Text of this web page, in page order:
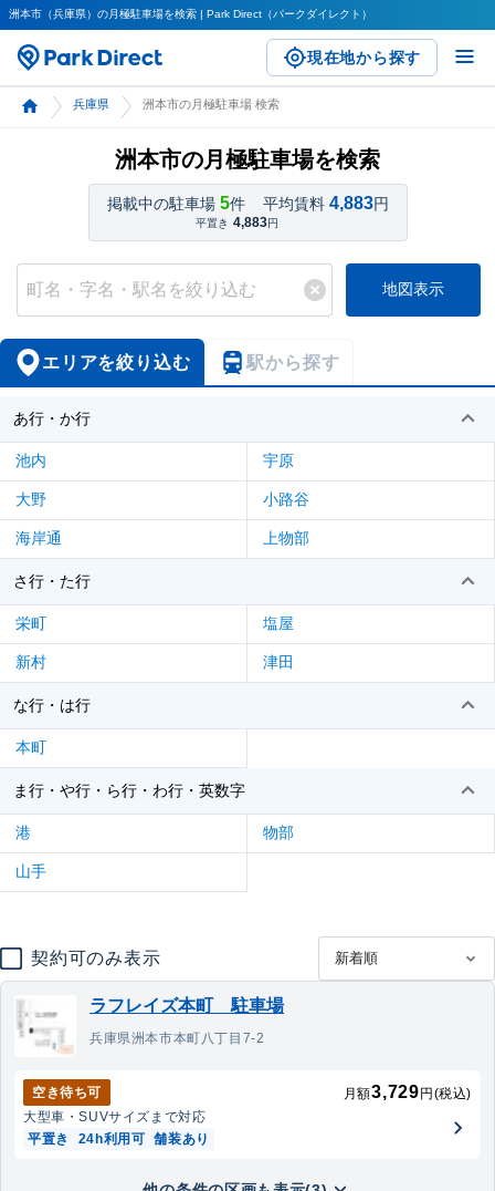
洲本市（兵庫県）の月極駐車場を検索 | Park Direct（パークダイレクト）
現在地から探す
兵庫県 洲本市の月極駐車場 検索
洲本市の月極駐車場を検索
掲載中の駐車場 5件 平均賃料 4,883円
平置き 4,883円
地図表示
エリアを絞り込む 駅から探す
あ行・か行
池内 宇原
大野 小路谷
海岸通 上物部
さ行・た行
栄町 塩屋
新村 津田
な行・は行
本町
ま行・や行・ら行・わ行・英数字
港 物部
山手
契約可のみ表示
ラフレイズ本町 駐車場
兵庫県洲本市本町八丁目7-2
空き待ち可 月額3,729 円(税込)
大型車・SUVサイズまで対応
平置き
24h利用可 舗装あり